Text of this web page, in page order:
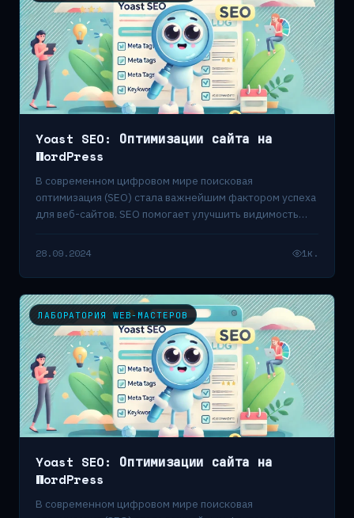
Yoast SEO: Оптимизации сайта на
WordPress
В современном цифровом мире поисковая
оптимизация (SEO) стала важнейшим фактором успеха
для веб-сайтов. SEO помогает улучшить видимость
28.09.2024 1к.
ЛАБОРАТОРИЯ WEB-МАСТЕРОВ
Yoast SEO: Оптимизации сайта на
WordPress
В современном цифровом мире поисковая